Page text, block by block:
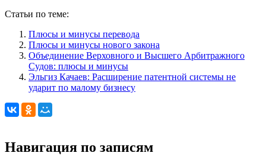
Статьи по теме:
Плюсы и минусы перевода
Плюсы и минусы нового закона
Объединение Верховного и Высшего Арбитражного
Судов: плюсы и минусы
Эльгиз Качаев: Расширение патентной системы не
ударит по малому бизнесу
Навигация по записям